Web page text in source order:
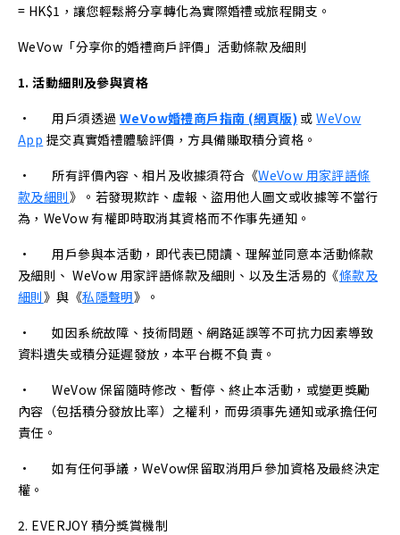
= HK$1，讓您輕鬆將分享轉化為實際婚禮或旅程開支。
WeVow「分享你的婚禮商戶評價」活動條款及細則
1. 活動細則及參與資格
• 用戶須透過 WeVow婚禮商戶指南 (網頁版) 或WeVow
App 提交真實婚禮體驗評價，方具備賺取積分資格。
• 所有評價內容、相片及收據須符合《WeVow 用家評語條
款及細則》。若發現欺詐、虛報、盜用他人圖文或收據等不當行
為，WeVow 有權即時取消其資格而不作事先通知。
• 用戶參與本活動，即代表已閱讀、理解並同意本活動條款
及細則、 WeVow 用家評語條款及細則、以及生活易的《條款及
細則》與《私隱聲明》。
• 如因系統故障、技術問題、網路延誤等不可抗力因素導致
資料遺失或積分延遲發放，本平台概不負責。
• WeVow 保留隨時修改、暫停、終止本活動，或變更獎勵
內容（包括積分發放比率）之權利，而毋須事先通知或承擔任何
責任。
• 如有任何爭議，WeVow保留取消用戶參加資格及最終決定
權。
2. EVERJOY 積分獎賞機制